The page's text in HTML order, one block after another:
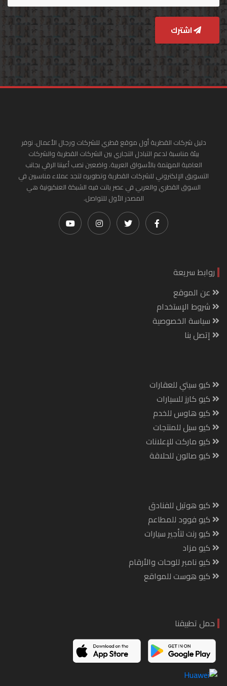
اشترك
دليل شركات القطرية أول موقع قطري للشركات ورجال الأعمال. نوفر
بيئة مناسبة لدعم التبادل التجاري بين الشركات القطرية والشركات
العامية المهتمة بالأسواق العربية. واضعين نصب أعيننا الرقي بجانب
التسويق الإلكتروني للشركات القطرية وتطويره لتجد عملاء مناسبين في
السوق القطري والعربي في عصر باتت فيه الشبكة العنكبونية هي
المصدر الأول للتواصل.
روابط سريعة
عن الموقع
شروط الإستخدام
سياسة الخصوصية
إتصل بنا
كيو سيتي للعقارات
كيو كارز للسيارات
كيو هاوس للخدم
كيو سيل للمنتجات
كيو ماركت للإعلانات
كيو صالون للحلاقة
كيو هوتيل للفنادق
كيو فوود للمطاعم
كيو رنت لتأجير سيارات
كيو مزاد
كيو نامبر للوحات والأرقام
كيو هوست للمواقع
حمل تطبيقنا